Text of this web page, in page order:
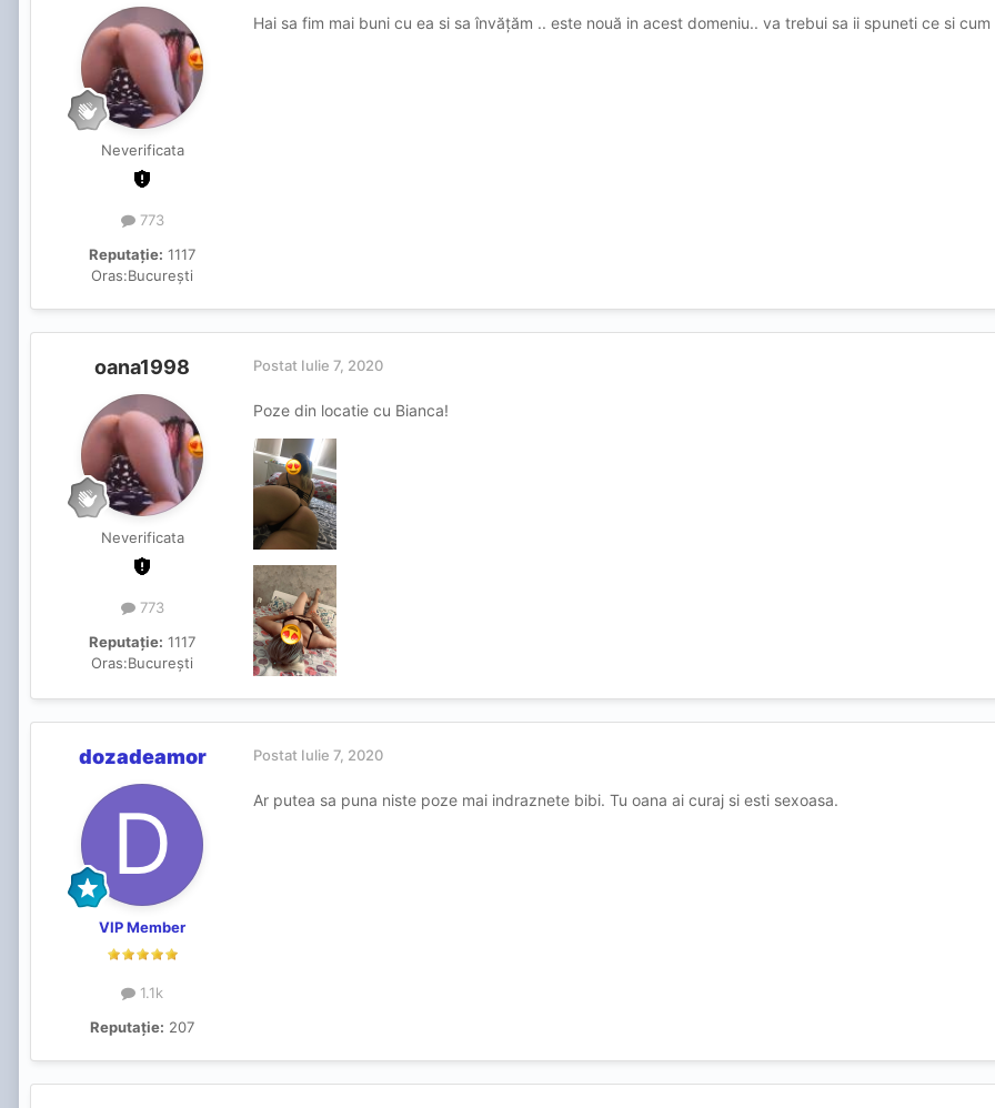
Neverificata
773
Reputație: 1117
Oras:București
Hai sa fim mai buni cu ea si sa învățăm .. este nouă in acest domeniu.. va trebui sa ii spuneti ce si
oana1998
Neverificata
773
Reputație: 1117
Oras:București
Postat Iulie 7, 2020
Poze din locatie cu Bianca!
dozadeamor
VIP Member
1.1k
Reputație: 207
Postat Iulie 7, 2020
Ar putea sa puna niste poze mai indraznete bibi. Tu oana ai curaj si esti sexoasa.